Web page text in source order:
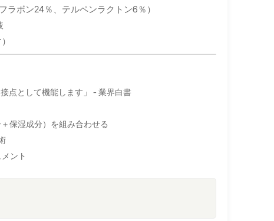
ラボン24％、テルペンラクトン6％）
点として機能します」 - 業界白書
保湿成分）を組み合わせる
ント